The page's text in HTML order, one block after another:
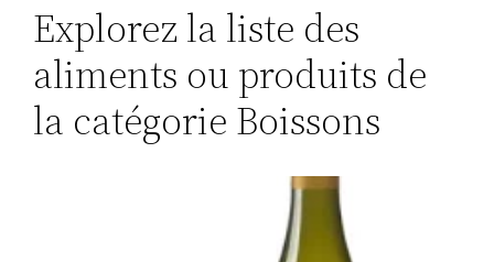
Explorez la liste des
aliments ou produits de
la catégorie Boissons